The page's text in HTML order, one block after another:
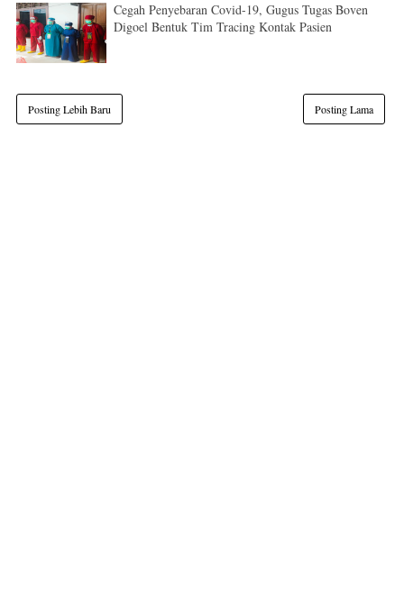
Cegah Penyebaran Covid-19, Gugus Tugas Boven
Digoel Bentuk Tim Tracing Kontak Pasien
Posting Lebih Baru Posting Lama